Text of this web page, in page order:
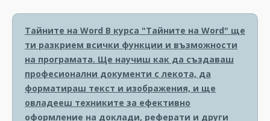
Тайните на Word В курса "Тайните на Word" ще
ти разкрием всички функции и възможности
на програмата. Ще научиш как да създаваш
професионални документи с лекота, да
форматираш текст и изображения, и ще
овладееш техниките за ефективно
оформление на доклади, реферати и други